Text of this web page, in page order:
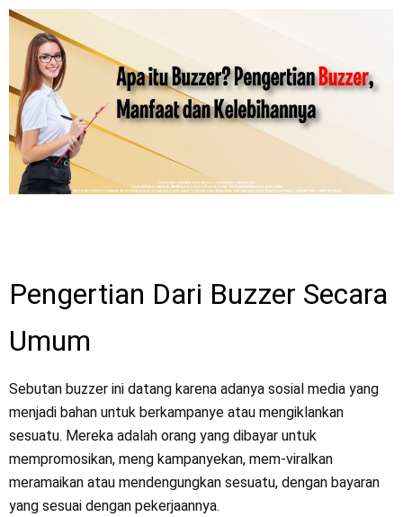
Pengertian Dari Buzzer Secara
Umum
Sebutan buzzer ini datang karena adanya sosial media yang
menjadi bahan untuk berkampanye atau mengiklankan
sesuatu. Mereka adalah orang yang dibayar untuk
mempromosikan, meng kampanyekan, mem-viralkan
meramaikan atau mendengungkan sesuatu, dengan bayaran
yang sesuai dengan pekerjaannya.